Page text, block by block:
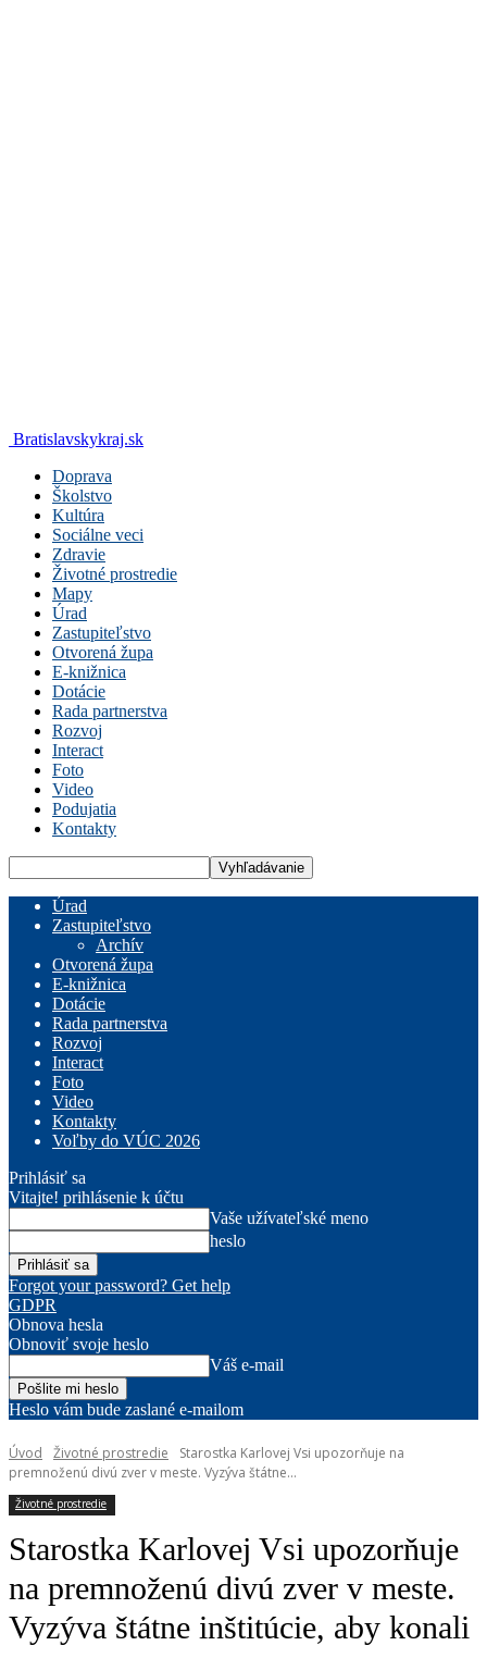
Bratislavskykraj.sk
Doprava
Školstvo
Kultúra
Sociálne veci
Zdravie
Životné prostredie
Mapy
Úrad
Zastupiteľstvo
Otvorená župa
E-knižnica
Dotácie
Rada partnerstva
Rozvoj
Interact
Foto
Video
Podujatia
Kontakty
Úrad
Zastupiteľstvo
Archív
Otvorená župa
E-knižnica
Dotácie
Rada partnerstva
Rozvoj
Interact
Foto
Video
Kontakty
Voľby do VÚC 2026
Prihlásiť sa
Vitajte! prihlásenie k účtu
Vaše užívateľské meno
heslo
Forgot your password? Get help
GDPR
Obnova hesla
Obnoviť svoje heslo
Váš e-mail
Heslo vám bude zaslané e-mailom
Úvod Životné prostredie
Starostka Karlovej Vsi upozorňuje na
premnoženú divú zver v meste. Vyzýva štátne...
Životné prostredie
Starostka Karlovej Vsi upozorňuje
na premnoženú divú zver v meste.
Vyzýva štátne inštitúcie, aby konali